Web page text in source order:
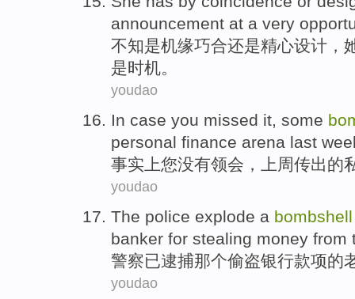
announcement at a very
不知是机缘巧合还是精心设计 ，
是时机。
youdao
In case you missed it, some
personal finance arena last
事实上您没有领会 ，上周传出的
youdao
The police explode a bombshell
banker for stealing money from
警察已逮捕那个偷盗银行款项的
youdao